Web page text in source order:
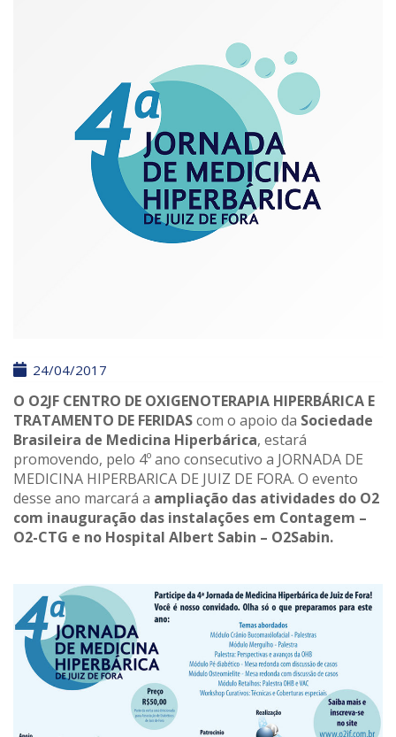
24/04/2017
O O2JF CENTRO DE OXIGENOTERAPIA HIPERBÁRICA E
TRATAMENTO DE FERIDAScom o apoio da Sociedade
Brasileira de Medicina Hiperbárica, estará
promovendo, pelo 4º ano consecutivo a JORNADA DE
MEDICINA HIPERBARICA DE JUIZ DE FORA. O evento
desse ano marcará a ampliação das atividades do O2
com inauguração das instalações em Contagem –
O2-CTG e no Hospital Albert Sabin – O2Sabin.